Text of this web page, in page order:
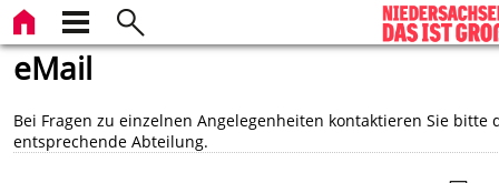
eMail
Bei Fragen zu einzelnen Angelegenheiten kontaktieren Sie bitte
entsprechende Abteilung.